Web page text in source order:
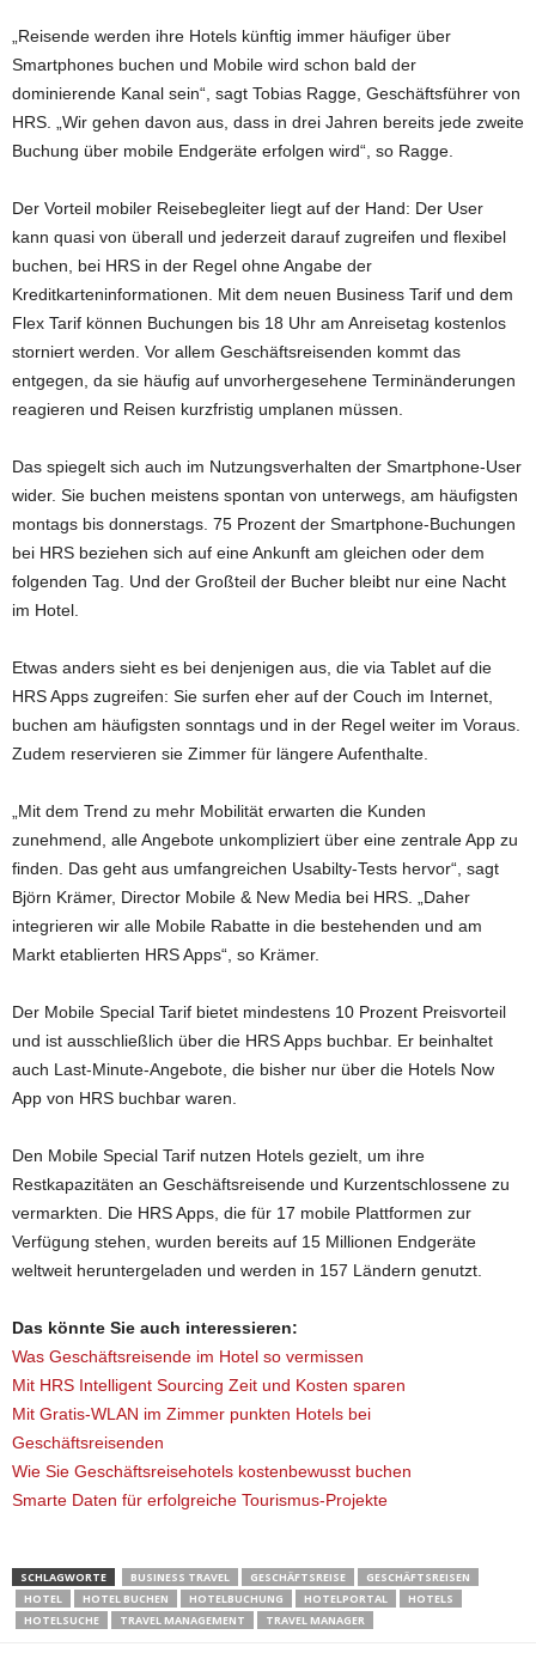
„Reisende werden ihre Hotels künftig immer häufiger über
Smartphones buchen und Mobile wird schon bald der
dominierende Kanal sein“, sagt Tobias Ragge, Geschäftsführer von
HRS. „Wir gehen davon aus, dass in drei Jahren bereits jede zweite
Buchung über mobile Endgeräte erfolgen wird“, so Ragge.
Der Vorteil mobiler Reisebegleiter liegt auf der Hand: Der User
kann quasi von überall und jederzeit darauf zugreifen und flexibel
buchen, bei HRS in der Regel ohne Angabe der
Kreditkarteninformationen. Mit dem neuen Business Tarif und dem
Flex Tarif können Buchungen bis 18 Uhr am Anreisetag kostenlos
storniert werden. Vor allem Geschäftsreisenden kommt das
entgegen, da sie häufig auf unvorhergesehene Terminänderungen
reagieren und Reisen kurzfristig umplanen müssen.
Das spiegelt sich auch im Nutzungsverhalten der Smartphone-User
wider. Sie buchen meistens spontan von unterwegs, am häufigsten
montags bis donnerstags. 75 Prozent der Smartphone-Buchungen
bei HRS beziehen sich auf eine Ankunft am gleichen oder dem
folgenden Tag. Und der Großteil der Bucher bleibt nur eine Nacht
im Hotel.
Etwas anders sieht es bei denjenigen aus, die via Tablet auf die
HRS Apps zugreifen: Sie surfen eher auf der Couch im Internet,
buchen am häufigsten sonntags und in der Regel weiter im Voraus.
Zudem reservieren sie Zimmer für längere Aufenthalte.
„Mit dem Trend zu mehr Mobilität erwarten die Kunden
zunehmend, alle Angebote unkompliziert über eine zentrale App zu
finden. Das geht aus umfangreichen Usabilty-Tests hervor“, sagt
Björn Krämer, Director Mobile & New Media bei HRS. „Daher
integrieren wir alle Mobile Rabatte in die bestehenden und am
Markt etablierten HRS Apps“, so Krämer.
Der Mobile Special Tarif bietet mindestens 10 Prozent Preisvorteil
und ist ausschließlich über die HRS Apps buchbar. Er beinhaltet
auch Last-Minute-Angebote, die bisher nur über die Hotels Now
App von HRS buchbar waren.
Den Mobile Special Tarif nutzen Hotels gezielt, um ihre
Restkapazitäten an Geschäftsreisende und Kurzentschlossene zu
vermarkten. Die HRS Apps, die für 17 mobile Plattformen zur
Verfügung stehen, wurden bereits auf 15 Millionen Endgeräte
weltweit heruntergeladen und werden in 157 Ländern genutzt.
Das könnte Sie auch interessieren:
Was Geschäftsreisende im Hotel so vermissen
Mit HRS Intelligent Sourcing Zeit und Kosten sparen
Mit Gratis-WLAN im Zimmer punkten Hotels bei
Geschäftsreisenden
Wie Sie Geschäftsreisehotels kostenbewusst buchen
Smarte Daten für erfolgreiche Tourismus-Projekte
SCHLAGWORTE BUSINESS TRAVEL GESCHÄFTSREISE
GESCHÄFTSREISEN
HOTEL
HOTEL BUCHEN HOTELBUCHUNG HOTELPORTAL
HOTELS
HOTELSUCHE
TRAVEL MANAGEMENT TRAVEL MANAGER